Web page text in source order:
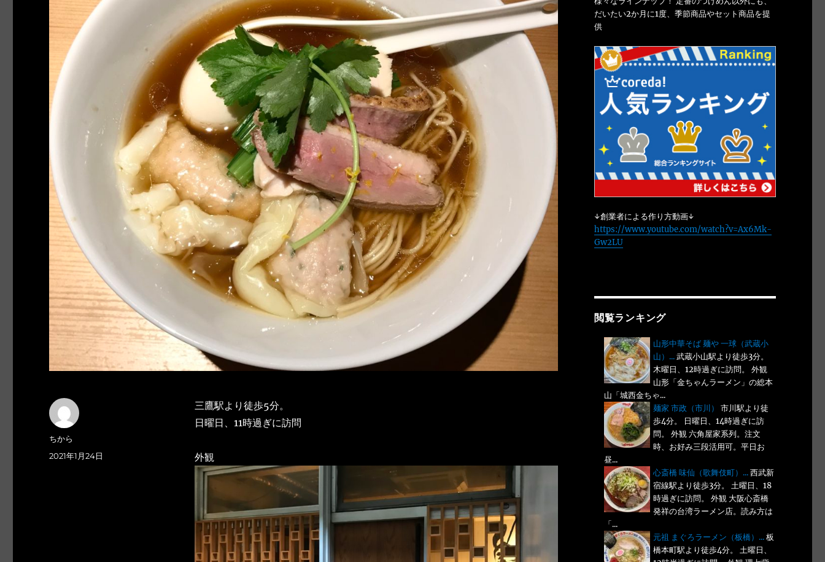
三鷹駅より徒歩5分。
日曜日、11時過ぎに訪問
外観
投
稿
ちから
投
2021年1月24日
だいたい2か月に1度、季節商品やセット商品を提
供
↓創業者による作り方動画↓
https://www.youtube.com/watch?v=Ax6Mk-
Gw2LU
閲覧ランキング
山形中華そば 麺や 一球（武蔵小
山）...武蔵小山駅より徒歩3分。
木曜日、12時過ぎに訪問。 外観
山形「金ちゃんラーメン」の総本
山「城西金ちゃ...
麺家 市政（市川）
市川駅より徒
歩4分。 日曜日、14時過ぎに訪
問。 外観 六角屋家系列。注文
時、お好み三段活用可。平日お
昼...
心斎橋 味仙（歌舞伎町）...西武新
宿線駅より徒歩3分。 土曜日、18
時過ぎに訪問。 外観 大阪心斎橋
発祥の台湾ラーメン店。読み方は
「...
元祖 まぐろラーメン（板橋）...板
橋本町駅より徒歩4分。 土曜日、